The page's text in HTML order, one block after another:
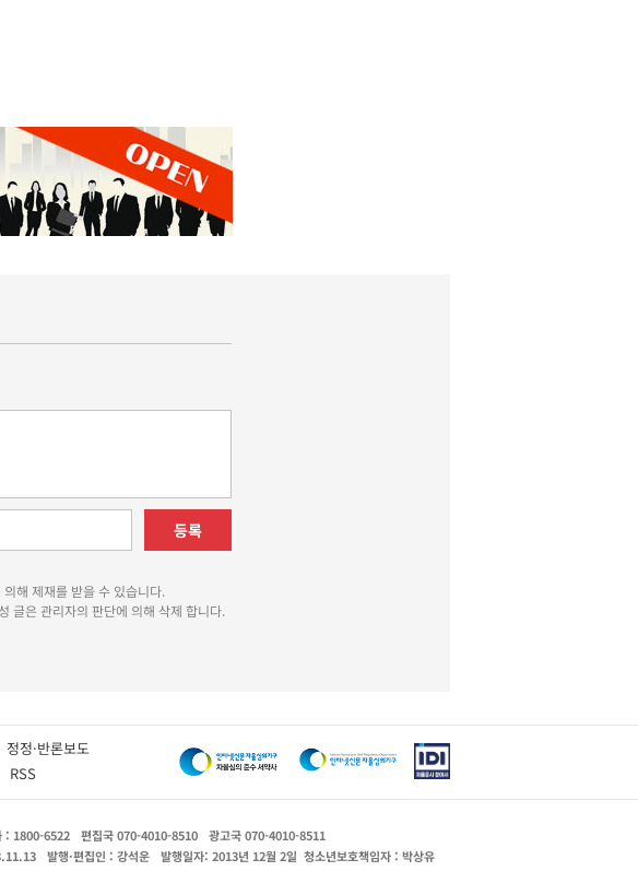
등록
해 제재를 받을 수 있습니다.
글은 관리자의 판단에 의해 삭제 합니다.
정정·반론보도
RSS
: 1800-6522 편집국 070-4010-8510
광고국 070-4010-8511
발행·편집인 : 강석운 발행일자: 2013년 12월 2일 청소년보호책임자 : 박상유